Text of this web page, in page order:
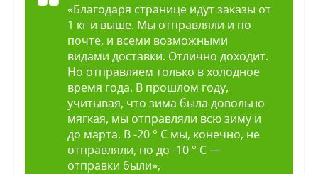
«Благодаря странице идут заказы от
1 кг и выше. Мы отправляли и по
почте, и всеми возможными
видами доставки. Отлично доходит.
Но отправляем только в холодное
время года. В прошлом году,
учитывая, что зима была довольно
мягкая, мы отправляли всю зиму и
до марта. В -20 ° C мы, конечно, не
отправляли, но до -10 ° C —
отправки были»,